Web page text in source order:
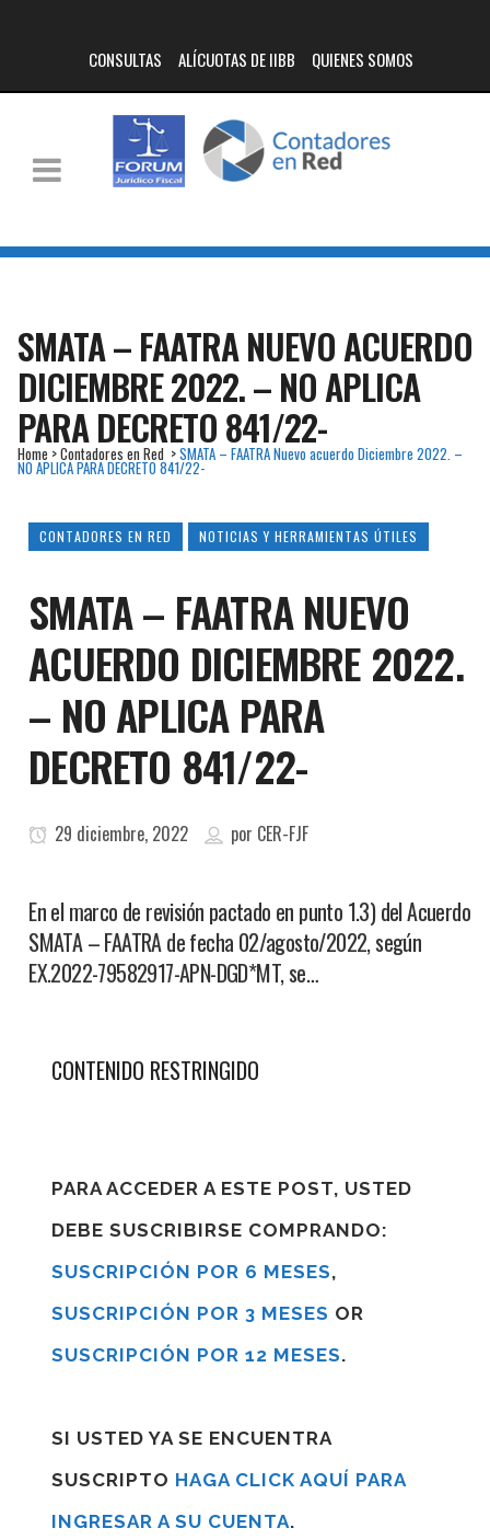
CONSULTAS ALÍCUOTAS DE IIBB QUIENES SOMOS
SMATA – FAATRA NUEVO ACUERDO
DICIEMBRE 2022. – NO APLICA
PARA DECRETO 841/22-
Home >Contadores en Red >SMATA – FAATRA Nuevo acuerdo Diciembre 2022. –
NO APLICA PARA DECRETO 841/22-
CONTADORES EN RED NOTICIAS Y HERRAMIENTAS ÚTILES
SMATA – FAATRA NUEVO
ACUERDO DICIEMBRE 2022.
– NO APLICA PARA
DECRETO 841/22-
29 diciembre, 2022 por CER-FJF
En el marco de revisión pactado en punto 1.3) del Acuerdo
SMATA – FAATRA de fecha 02/agosto/2022, según
EX.2022-79582917-APN-DGD*MT, se…
CONTENIDO RESTRINGIDO
PARA ACCEDER A ESTE POST, USTED
DEBE SUSCRIBIRSE COMPRANDO:
SUSCRIPCIÓN POR 6 MESES,
SUSCRIPCIÓN POR 3 MESES OR
SUSCRIPCIÓN POR 12 MESES.
SI USTED YA SE ENCUENTRA
SUSCRIPTO HAGA CLICK AQUÍ PARA
INGRESAR A SU CUENTA.